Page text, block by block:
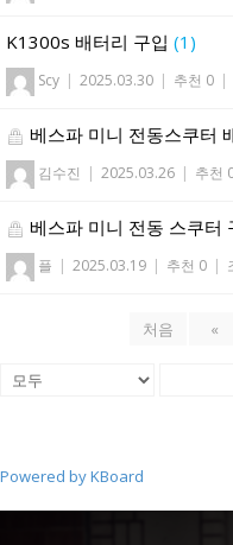
K1300s 배터리 구입 (1)
Scy | 2025.03.30 | 추천 0 |
베스파 미니 전동스쿠터
김수진 | 2025.03.26 | 추천
베스파 미니 전동 스쿠터
플 | 2025.03.19 | 추천 0 |
처음 «
Powered by KBoard